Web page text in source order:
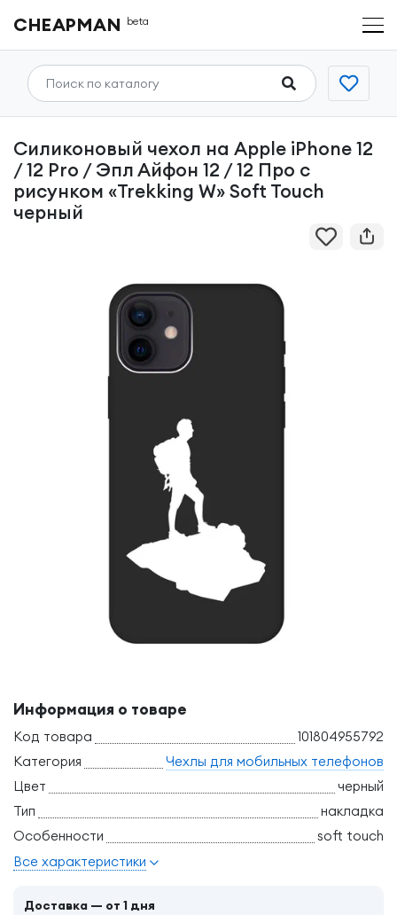
CHEAPMAN beta
Силиконовый чехол на Apple iPhone 12
/ 12 Pro / Эпл Айфон 12 / 12 Про с
рисунком «Trekking W» Soft Touch
черный
Информация о товаре
Код товара
101804955792
Категория
Чехлы для мобильных телефонов
Цвет
черный
Тип
накладка
Особенности
soft touch
Все характеристики
Доставка — от 1 дня